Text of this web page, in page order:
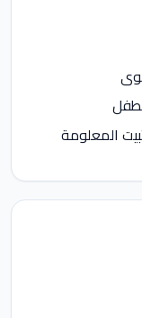
المعلومة